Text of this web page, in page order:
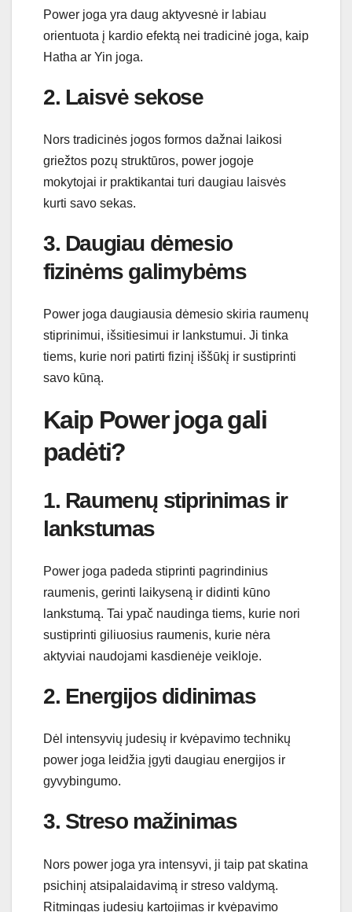
Power joga yra daug aktyvesnė ir labiau
orientuota į kardio efektą nei tradicinė joga, kaip
Hatha ar Yin joga.
2. Laisvė sekose
Nors tradicinės jogos formos dažnai laikosi
griežtos pozų struktūros, power jogoje
mokytojai ir praktikantai turi daugiau laisvės
kurti savo sekas.
3. Daugiau dėmesio
fizinėms galimybėms
Power joga daugiausia dėmesio skiria raumenų
stiprinimui, išsitiesimui ir lankstumui. Ji tinka
tiems, kurie nori patirti fizinį iššūkį ir sustiprinti
savo kūną.
Kaip Power joga gali
padėti?
1. Raumenų stiprinimas ir
lankstumas
Power joga padeda stiprinti pagrindinius
raumenis, gerinti laikyseną ir didinti kūno
lankstumą. Tai ypač naudinga tiems, kurie nori
sustiprinti giliuosius raumenis, kurie nėra
aktyviai naudojami kasdienėje veikloje.
2. Energijos didinimas
Dėl intensyvių judesių ir kvėpavimo technikų
power joga leidžia įgyti daugiau energijos ir
gyvybingumo.
3. Streso mažinimas
Nors power joga yra intensyvi, ji taip pat skatina
psichinį atsipalaidavimą ir streso valdymą.
Ritmingas judesių kartojimas ir kvėpavimo